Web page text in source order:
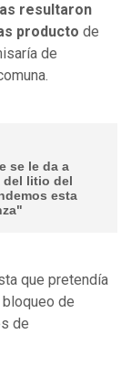
resultaron
producto de
de
se le da a
del litio del
esta
que pretendía
de
de